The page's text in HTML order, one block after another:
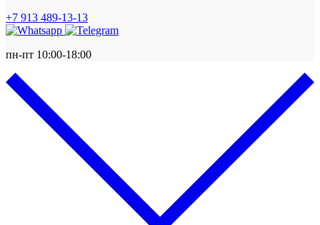
+7 913 489-13-13
пн-пт 10:00-18:00